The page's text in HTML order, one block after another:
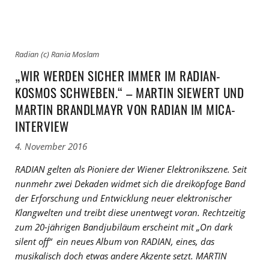
Radian (c) Rania Moslam
„WIR WERDEN SICHER IMMER IM RADIAN-
KOSMOS SCHWEBEN.“ – MARTIN SIEWERT UND
MARTIN BRANDLMAYR VON RADIAN IM MICA-
INTERVIEW
4. November 2016
RADIAN gelten als Pioniere der Wiener Elektronikszene. Seit
nunmehr zwei Dekaden widmet sich die dreiköpfoge Band
der Erforschung und Entwicklung neuer elektronischer
Klangwelten und treibt diese unentwegt voran. Rechtzeitig
zum 20-jährigen Bandjubiläum erscheint mit „On dark
silent off“ ein neues Album von RADIAN, eines, das
musikalisch doch etwas andere Akzente setzt. MARTIN